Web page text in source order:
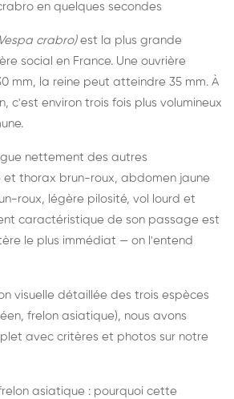
en quelques secondes
crabro)est la plus grande
social en France. Une ouvrière
mm, la reine peut atteindre 35 mm. À
c'est environ trois fois plus volumineux
nettement des autres
et thorax brun-roux, abdomen jaune
roux, légère pilosité, vol lourd et
caractéristique de son passage est
le plus immédiat — on l'entend
visuelle détaillée des trois espèces
frelon asiatique), nous avons
avec critères et photos sur notre
asiatique : pourquoi cette